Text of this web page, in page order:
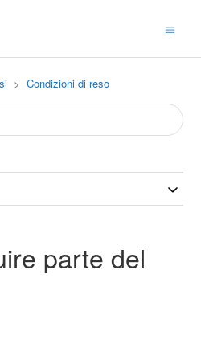
Condizioni di reso
parte del